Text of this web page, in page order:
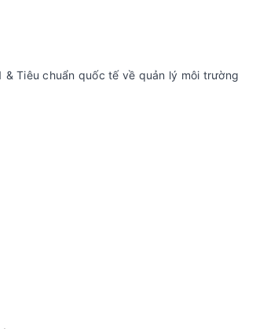
Tiêu chuẩn quốc tế về quản lý môi trường